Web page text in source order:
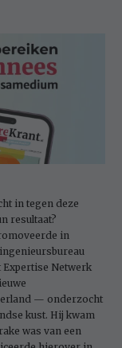
in tegen deze
resultaat?
in
Netwerk
— onderzocht
kust. Hij kwam
was van een